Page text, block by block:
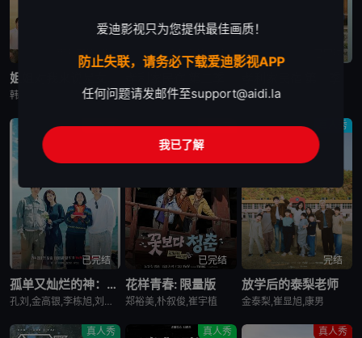
更新至第9集
韩惠珍,张祐荣,林哲
更新至第13集
李孝利,李尚顺,林允儿,朴宝剑 李孝利,李尚顺,李知恩
真人秀
已完结
孤单又灿烂的神：鬼怪十周年特辑
孔刘,金高银,李栋旭,刘寅娜
真人秀
已完结
花样青春: 限量版
郑裕美,朴叙俊,崔宇植
真人秀
完结
放学后的泰梨老师
金泰梨,崔显旭,康男
真人秀 真人秀 真人秀
爱迪影视只为您提供最佳画质！
防止失联，请务必下载爱迪影视APP
任何问题请发邮件至support@aidi.la
我已了解